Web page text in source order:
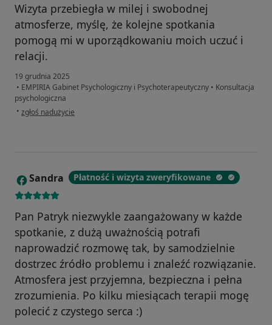
Wizyta przebiegła w milej i swobodnej
atmosferze, myślę, że kolejne spotkania
pomogą mi w uporządkowaniu moich uczuć i
relacji.
19 grudnia 2025
• EMPIRIA Gabinet Psychologiczny i Psychoterapeutyczny • Konsultacja
psychologiczna
• w opinii użytkownika Gosia
zgłoś nadużycie
S Sandra Płatność i wizyta zweryfikowane
Pan Patryk niezwykle zaangażowany w każde
spotkanie, z dużą uważnością potrafi
naprowadzić rozmowę tak, by samodzielnie
dostrzec źródło problemu i znaleźć rozwiązanie.
Atmosfera jest przyjemna, bezpieczna i pełna
zrozumienia. Po kilku miesiącach terapii mogę
polecić z czystego serca :)